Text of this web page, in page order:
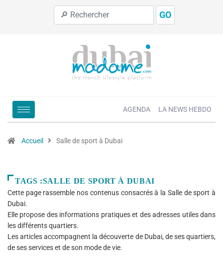
GO
AGENDA LA NEWS HEBDO
Accueil Salle de sport à Dubai
TAGS :SALLE DE SPORT À DUBAI
Cette page rassemble nos contenus consacrés à la Salle de sport à
Dubai.
Elle propose des informations pratiques et des adresses utiles dans
les différents quartiers.
Les articles accompagnent la découverte de Dubai, de ses quartiers,
de ses services et de son mode de vie.